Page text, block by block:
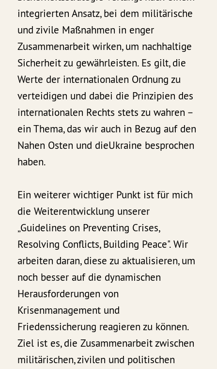
integrierten Ansatz, bei dem militärische
und zivile Maßnahmen in enger
Zusammenarbeit wirken, um nachhaltige
Sicherheit zu gewährleisten. Es gilt, die
Werte der internationalen Ordnung zu
verteidigen und dabei die Prinzipien des
internationalen Rechts stets zu wahren –
ein Thema, das wir auch in Bezug auf den
Nahen Osten und dieUkraine besprochen
haben.
Ein weiterer wichtiger Punkt ist für mich
die Weiterentwicklung unserer
„Guidelines on Preventing Crises,
Resolving Conflicts, Building Peace". Wir
arbeiten daran, diese zu aktualisieren, um
noch besser auf die dynamischen
Herausforderungen von
Krisenmanagement und
Friedenssicherung reagieren zu können.
Ziel ist es, die Zusammenarbeit zwischen
militärischen, zivilen und politischen